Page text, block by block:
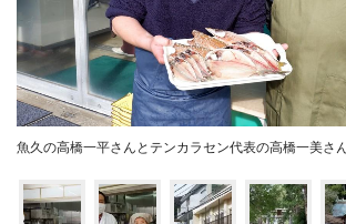
魚久の高橋一平さんとテンカラセン代表の高橋一美さ